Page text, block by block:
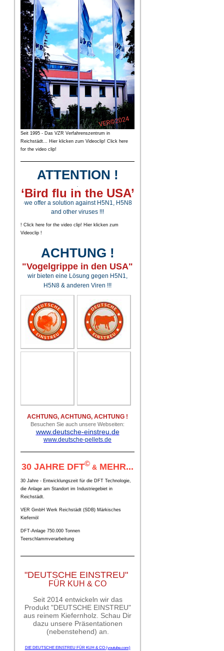
Seit 1995 - Das VZR Verfahrenszentrum in
Reichstädt... Hier klicken zum Videoclip! Click here
for the video clip!
ATTENTION !
‘Bird flu in the USA’
we offer a solution against H5N1, H5N8
and other viruses !!!
! Click here for the video clip! Hier klicken zum
Videoclip !
ACHTUNG !
"Vogelgrippe in den USA"
wir bieten eine Lösung gegen H5N1,
H5N8 & anderen Viren !!!
ACHTUNG, ACHTUNG, ACHTUNG !
Besuchen Sie auch unsere Webseiten:
www.deutsche-einstreu.de
www.deutsche-pellets.de
30 JAHRE DFT© & MEHR...
30 Jahre - Entwicklungszeit für die DFT Technologie,
die Anlage am Standort im Industriegebiet in
Reichstädt.
VER GmbH Werk Reichstädt (SDB) Märkisches
Kiefernöl
DFT-Anlage 750.000 Tonnen
Teerschlammverarbeitung
"DEUTSCHE EINSTREU"
FÜR KUH & CO
Seit 2014 entwickeln wir das
Produkt "DEUTSCHE EINSTREU"
aus reinem Kiefernholz. Schau Dir
dazu unsere Präsentationen
(nebenstehend) an.
DIE DEUTSCHE EINSTREU FÜR KUH & CO (youtube.com)